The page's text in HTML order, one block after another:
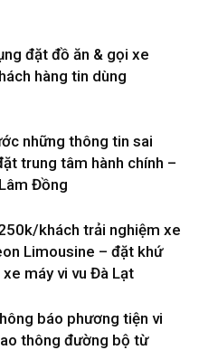
đặt đồ ăn & gọi xe
hàng tin dùng
những thông tin sai
trung tâm hành chính –
Đồng
khách trải nghiệm xe
Limousine – đặt khứ
máy vi vu Đà Lạt
báo phương tiện vi
thông đường bộ từ